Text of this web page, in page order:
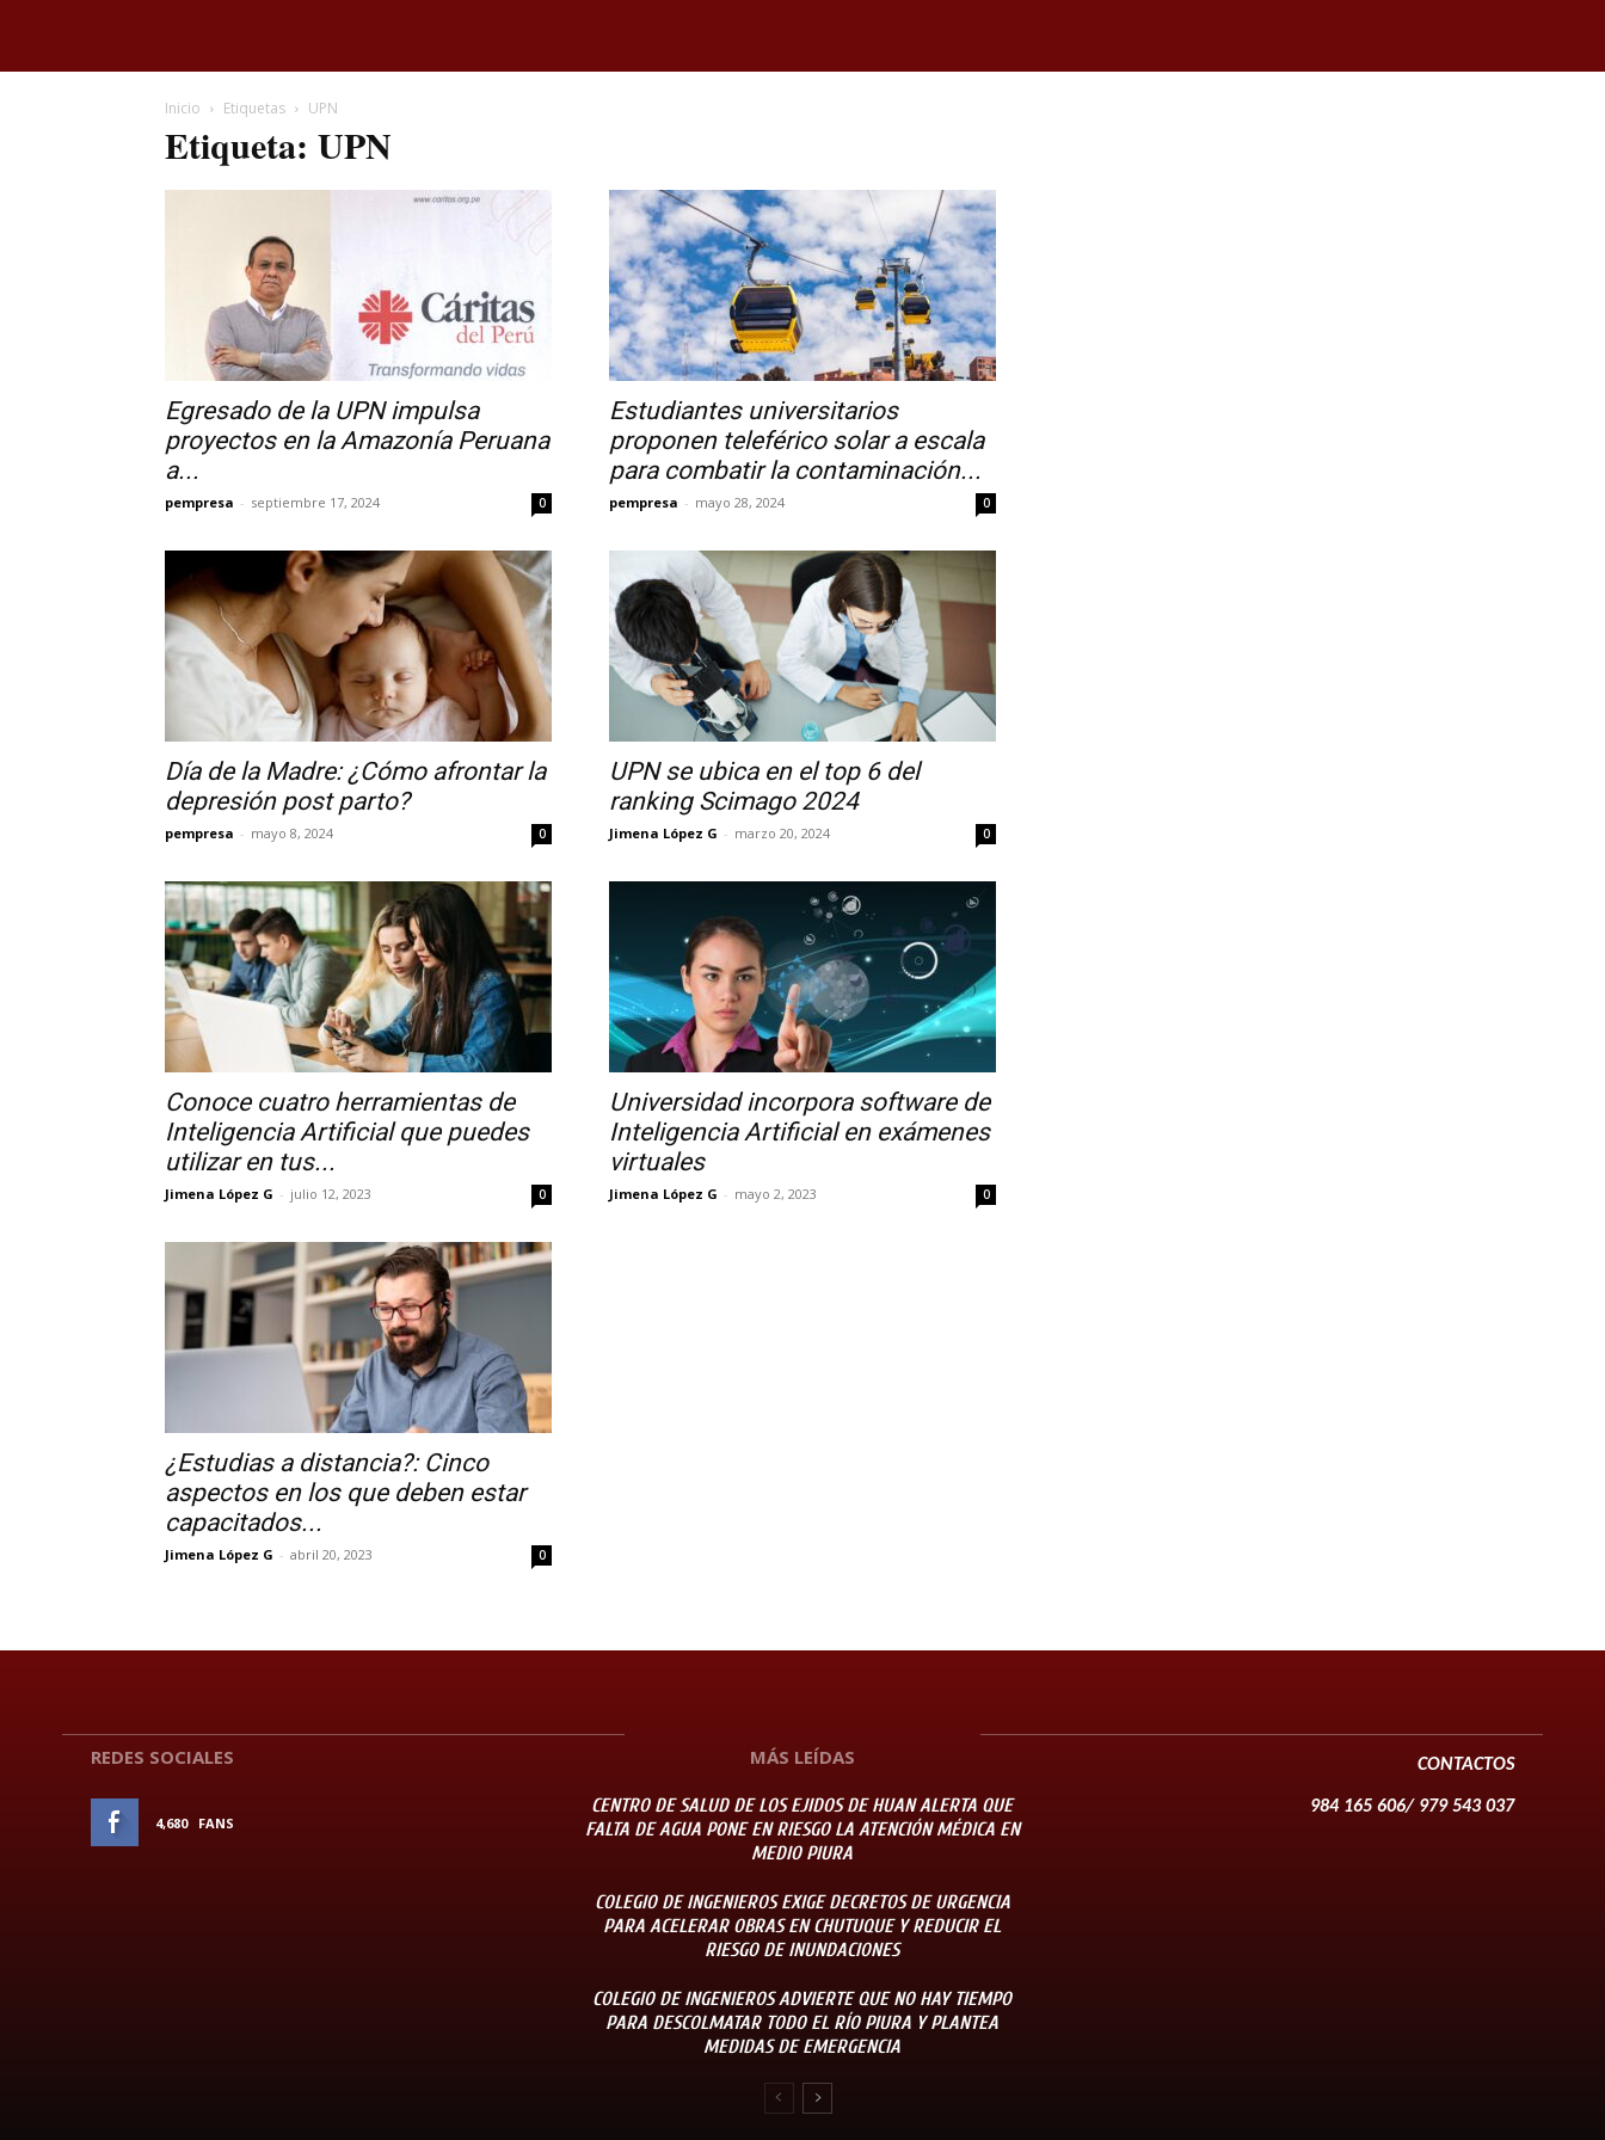
Inicio Etiquetas UPN
Etiqueta: UPN
Egresado de la UPN impulsa
proyectos en la Amazonía Peruana
a...
pempresa - septiembre 17, 2024 0
Estudiantes universitarios
proponen teleférico solar a escala
para combatir la contaminación...
pempresa - mayo 28, 2024 0
Día de la Madre: ¿Cómo afrontar la
depresión post parto?
pempresa - mayo 8, 2024 0
UPN se ubica en el top 6 del
ranking Scimago 2024
Jimena López G - marzo 20, 2024 0
Conoce cuatro herramientas de
Inteligencia Artificial que puedes
utilizar en tus...
Jimena López G - julio 12, 2023 0
Universidad incorpora software de
Inteligencia Artificial en exámenes
virtuales
Jimena López G - mayo 2, 2023 0
¿Estudias a distancia?: Cinco
aspectos en los que deben estar
capacitados...
Jimena López G - abril 20, 2023 0
REDES SOCIALES
4,680 FANS
MÁS LEÍDAS
CENTRO DE SALUD DE LOS EJIDOS DE HUAN ALERTA QUE
FALTA DE AGUA PONE EN RIESGO LA ATENCIÓN MÉDICA EN
MEDIO PIURA
COLEGIO DE INGENIEROS EXIGE DECRETOS DE URGENCIA
PARA ACELERAR OBRAS EN CHUTUQUE Y REDUCIR EL
RIESGO DE INUNDACIONES
COLEGIO DE INGENIEROS ADVIERTE QUE NO HAY TIEMPO
PARA DESCOLMATAR TODO EL RÍO PIURA Y PLANTEA
MEDIDAS DE EMERGENCIA
CONTACTOS
984 165 606/ 979 543 037